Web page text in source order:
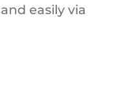
easily via